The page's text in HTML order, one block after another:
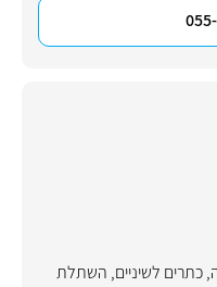
,כתרים לשיניים, השתלת